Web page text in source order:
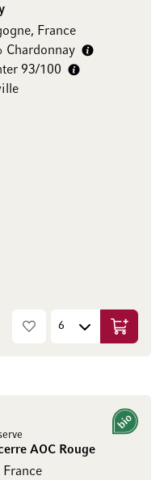
France
Chardonnay
93/100
Ajouter
AOC Rouge
Bio
France